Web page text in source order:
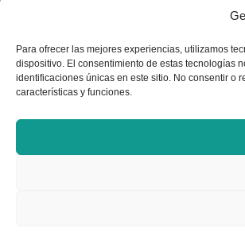
Para ofrecer las mejores experiencias, utilizamos
dispositivo. El consentimiento de estas tecnologías
identificaciones únicas en este sitio. No consentir o
características y funciones.
Rebajas en
Ahora tu Envío